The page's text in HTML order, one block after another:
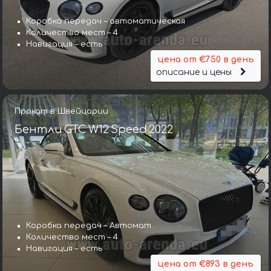
Коробка передач – автоматическая
Количество мест – 4
Навигация – есть
цена от €750 в день
описание и цены
Прокат в Швейцарии
Бентли GTC W12 Speed 2022
Коробка передач – Автомат
Количество мест – 4
Навигация – есть
цена от €893 в день
Коробка передач – Автомат
Количество мест – 5
Навигация – есть
цена от €643 в день